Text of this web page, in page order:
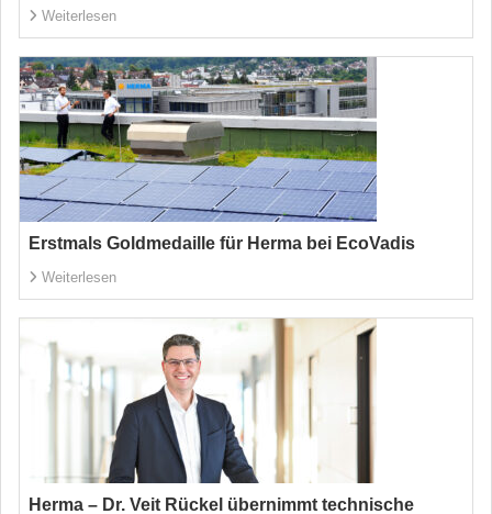
Weiterlesen
Erstmals Goldmedaille für Herma bei EcoVadis
Weiterlesen
Herma – Dr. Veit Rückel übernimmt technische